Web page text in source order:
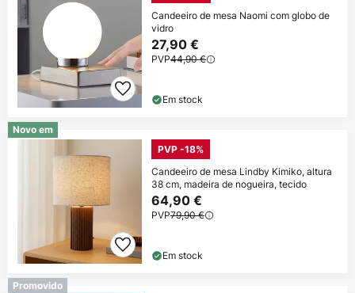
Candeeiro de mesa Naomi com globo de
vidro
27,90 €
PVP44,90 €
Em stock
Novo em
PVP -18%
Candeeiro de mesa Lindby Kimiko, altura
38 cm, madeira de nogueira, tecido
64,90 €
PVP79,90 €
Em stock
Promovido